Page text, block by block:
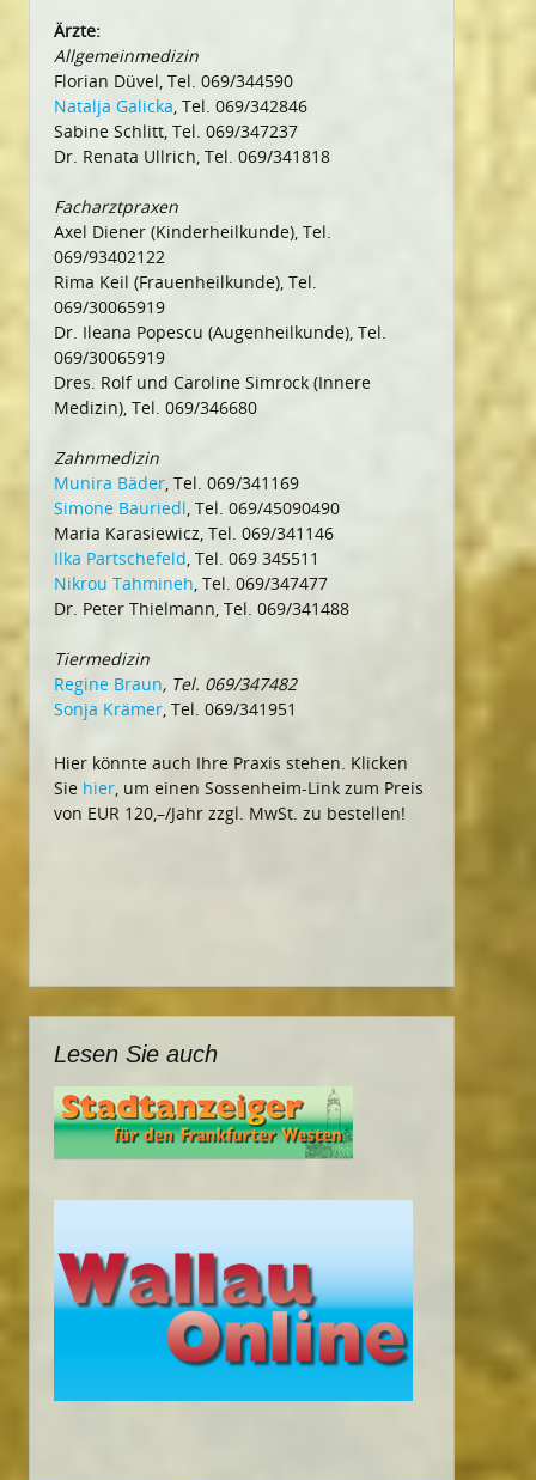
Ärzte:
Allgemeinmedizin
Florian Düvel, Tel. 069/344590
Natalja Galicka , Tel. 069/342846
Sabine Schlitt, Tel. 069/347237
Dr. Renata Ullrich, Tel. 069/341818
Facharztpraxen
Axel Diener (Kinderheilkunde), Tel.
069/93402122
Rima Keil (Frauenheilkunde), Tel.
069/30065919
Dr. Ileana Popescu (Augenheilkunde), Tel.
069/30065919
Dres. Rolf und Caroline Simrock (Innere
Medizin), Tel. 069/346680
Zahnmedizin
Munira Bäder , Tel. 069/341169
Simone Bauriedl , Tel. 069/45090490
Maria Karasiewicz, Tel. 069/341146
Ilka Partschefeld , Tel. 069 345511
Nikrou Tahmineh , Tel. 069/347477
Dr. Peter Thielmann, Tel. 069/341488
Tiermedizin
Regine Braun, Tel. 069/347482
Sonja Krämer , Tel. 069/341951
Hier könnte auch Ihre Praxis stehen. Klicken
Sie hier , um einen Sossenheim-Link zum Preis
von EUR 120,–/Jahr zzgl. MwSt. zu bestellen!
Lesen Sie auch